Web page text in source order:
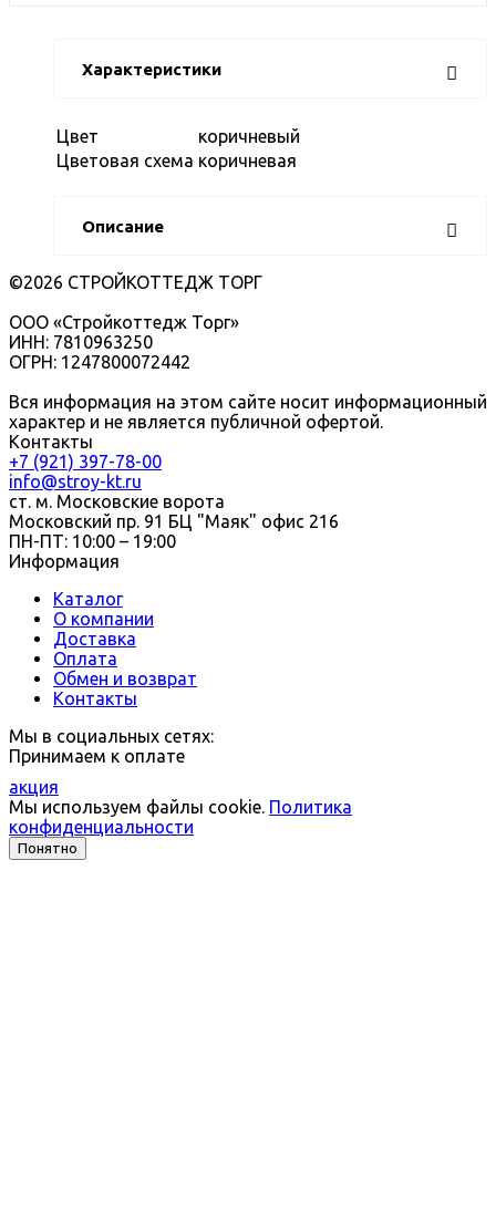
Характеристики
Цвет
коричневый
Цветовая схема коричневая
Описание
©2026 СТРОЙКОТТЕДЖ ТОРГ
ООО «Стройкоттедж Торг»
ИНН: 7810963250
ОГРН: 1247800072442
Вся информация на этом сайте носит информационный
характер и не является публичной офертой.
Контакты
+7 (921) 397-78-00
info@stroy-kt.ru
ст. м. Московские ворота
Московский пр. 91 БЦ "Маяк" офис 216
ПН-ПТ: 10:00 – 19:00
Информация
Каталог
О компании
Доставка
Оплата
Обмен и возврат
Контакты
Мы в социальных сетях:
Принимаем к оплате
акция
Мы используем файлы cookie. Политика
конфиденциальности
Понятно